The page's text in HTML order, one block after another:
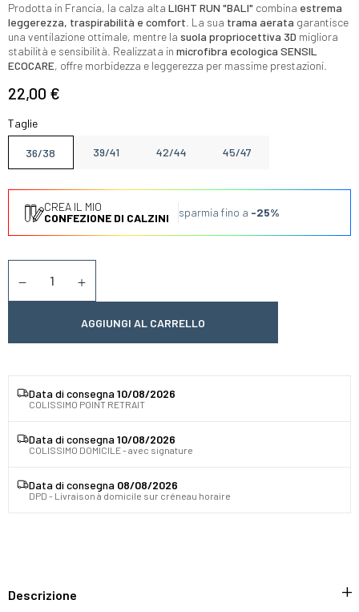
Prodotta in Francia, la calza alta LIGHT RUN "BALI" combina estrema
leggerezza, traspirabilità e comfort . La sua trama aerata garantisce
una ventilazione ottimale, mentre la suola propriocettiva 3D migliora
stabilità e sensibilità. Realizzata in microfibra ecologica SENSIL
ECOCARE, offre morbidezza e leggerezza per massime prestazioni.
22,00 €
Taglie
36/38 39/41 42/44 45/47
CREA IL MIO
CONFEZIONE DI CALZINI Risparmia fino a -25%
AGGIUNGI AL CARRELLO
Data di consegna 10/08/2026
COLISSIMO POINT RETRAIT
Data di consegna 10/08/2026
COLISSIMO DOMICILE - avec signature
Data di consegna 08/08/2026
DPD - Livraison à domicile sur créneau horaire
Descrizione